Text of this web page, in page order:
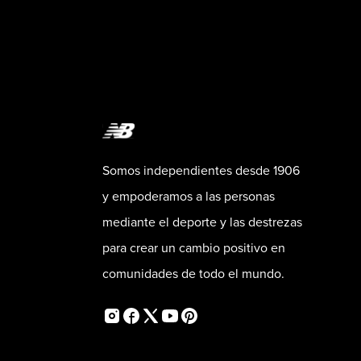
Somos independientes desde 1906
y empoderamos a las personas
mediante el deporte y las destrezas
para crear un cambio positivo en
comunidades de todo el mundo.